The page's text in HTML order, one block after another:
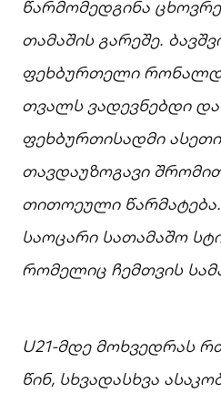
წარმომედგინა
თამაშის გარეშე.
ფეხბურთელი
თვალს ვადევნებდი და
ფეხბურთისადმი ასეთი
თავდაუზოგავი
თითოეული წარმატება.
საოცარი სათამაშო
რომელიც ჩემთვის
U21-მდე მოხვედრას
წინ, სხვადასხვა